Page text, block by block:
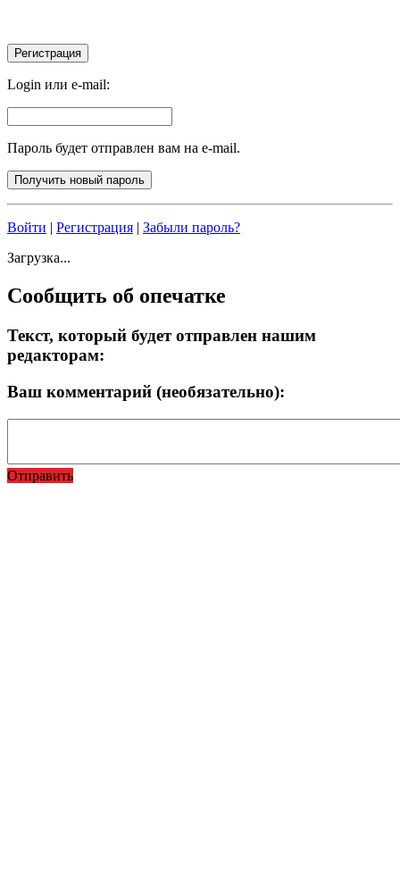
Login или e-mail:
Пароль будет отправлен вам на e-mail.
Войти | Регистрация | Забыли пароль?
Загрузка...
Сообщить об опечатке
Текст, который будет отправлен нашим
редакторам:
Ваш комментарий (необязательно):
Отправить